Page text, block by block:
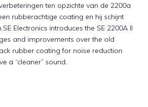
ten opzichte van de 2200a
rubberachtige coating en hij schijnt
Electronics introduces the SE 2200A II
and improvements over the old
rubber coating for noise reduction
a “cleaner” sound.